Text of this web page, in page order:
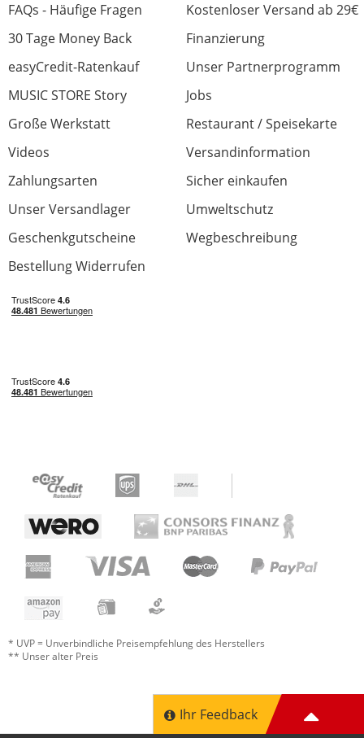
FAQs - Häufige Fragen
Kostenloser Versand ab 29€
30 Tage Money Back
Finanzierung
easyCredit-Ratenkauf
Unser Partnerprogramm
MUSIC STORE Story
Jobs
Große Werkstatt
Restaurant / Speisekarte
Videos
Versandinformation
Zahlungsarten
Sicher einkaufen
Unser Versandlager
Umweltschutz
Geschenkgutscheine
Wegbeschreibung
Bestellung Widerrufen
* UVP = Unverbindliche Preisempfehlung des Herstellers
** Unser alter Preis
Ihr Feedback